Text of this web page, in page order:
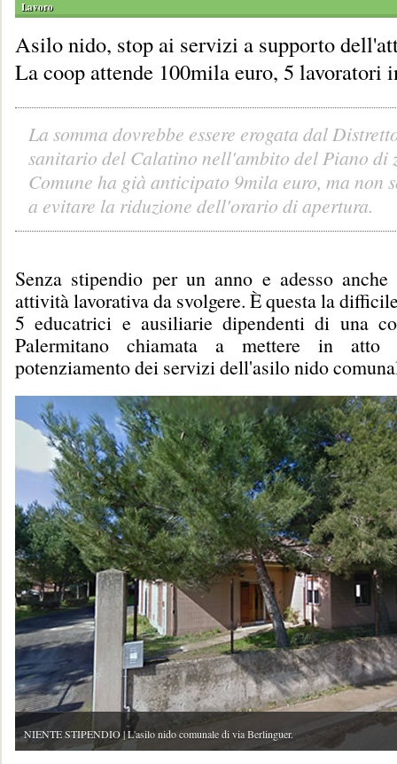
Lavoro
Asilo nido, stop ai servizi a supporto
La coop attende 100mila euro, 5 lavoratori
La somma dovrebbe essere erogata dal
sanitario del Calatino nell'ambito del Piano di
Comune ha già anticipato 9mila euro, ma non
a evitare la riduzione dell'orario di apertura.
Senza stipendio per un anno e adesso anche
attività lavorativa da svolgere. È questa la
5 educatrici e ausiliarie dipendenti di una
Palermitano chiamata a mettere in
potenziamento dei servizi dell'asilo nido
NIENTE STIPENDIO | L'asilo nido comunale di via Berlinguer.